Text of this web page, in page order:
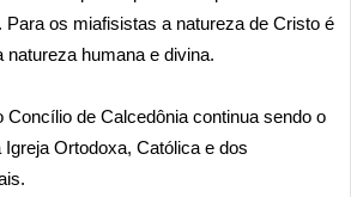
os miafisistas a natureza de Cristo é
natureza humana e divina.
Concílio de Calcedônia continua sendo o
Ortodoxa, Católica e dos